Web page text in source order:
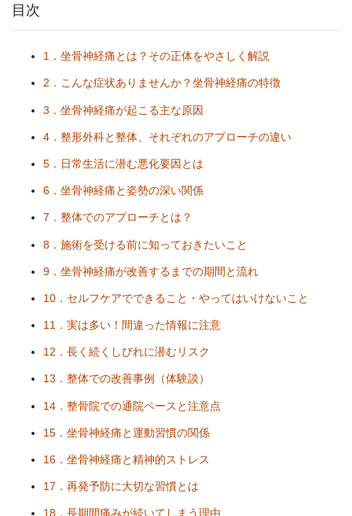
目次
1．坐骨神経痛とは？その正体をやさしく解説
2．こんな症状ありませんか？坐骨神経痛の特徴
3．坐骨神経痛が起こる主な原因
4．整形外科と整体、それぞれのアプローチの違い
5．日常生活に潜む悪化要因とは
6．坐骨神経痛と姿勢の深い関係
7．整体でのアプローチとは？
8．施術を受ける前に知っておきたいこと
9．坐骨神経痛が改善するまでの期間と流れ
10．セルフケアでできること・やってはいけないこと
11．実は多い！間違った情報に注意
12．長く続くしびれに潜むリスク
13．整体での改善事例（体験談）
14．整骨院での通院ペースと注意点
15．坐骨神経痛と運動習慣の関係
16．坐骨神経痛と精神的ストレス
17．再発予防に大切な習慣とは
18．長期間痛みが続いてしまう理由